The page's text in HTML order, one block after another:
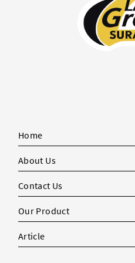
Home
About Us
Contact Us
Our Product
Article